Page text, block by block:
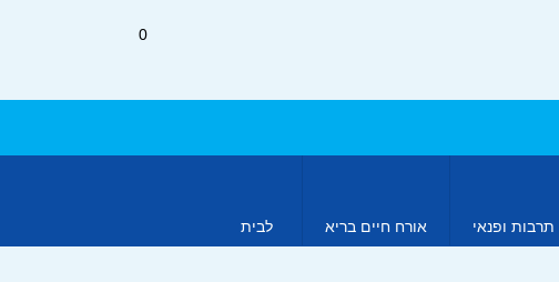
0
תרבות ופנאי אורח חיים בריא לבית